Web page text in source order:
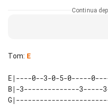
Continua
Tom: E
E|----0--3-0-5-0-----
B|-3--------------3-----